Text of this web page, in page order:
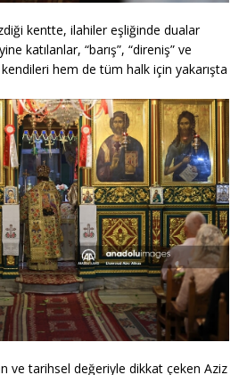
kentte, ilahiler eşliğinde dualar
katılanlar, “barış”, “direniş” ve
kendileri hem de tüm halk için yakarışta
ve tarihsel değeriyle dikkat çeken Aziz